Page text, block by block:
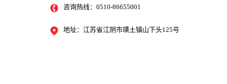
咨询热线：0510-86655001
地址：江苏省江阴市璜土镇山下头125号